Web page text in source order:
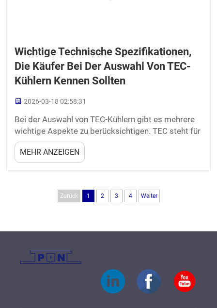
Wichtige Technische Spezifikationen,
Die Käufer Bei Der Auswahl Von TEC-
Kühlern Kennen Sollten
2026-03-18 02:58:31
Bei der Auswahl von TEC-Kühlern gibt es mehrere
wichtige Aspekte zu berücksichtigen. TEC steht für
thermoelektrischen Kühler. Diese Geräte werden
dort eingesetzt, wo Gegenstände ohne hohen
Energieverbrauch gekühlt werden müssen. Sie sind
beispielsweise bei der Lebensmittelkühlung oder in
der Elektro…
MEHR ANZEIGEN
Zurück 1 2 3 4 Weiter